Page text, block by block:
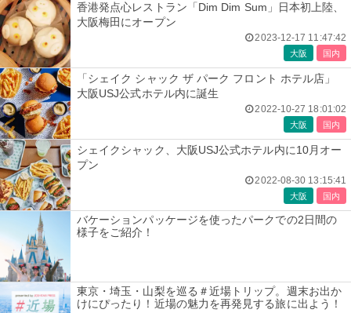
香港発点心レストラン「Dim Dim Sum」日本初上陸、
大阪梅田にオープン
2023-12-17 11:47:42
大阪 国内
「シェイク シャック ザ パーク フロント ホテル店」
大阪USJ公式ホテル内に誕生
2022-10-27 18:01:02
大阪 国内
シェイクシャック、大阪USJ公式ホテル内に10月オー
プン
2022-08-30 13:15:41
大阪 国内
バケーションパッケージを使ったパークでの2日間の
様子をご紹介！
東京・埼玉・山梨を巡る＃近場トリップ。週末お出か
けにぴったり！近場の魅力を再発見する旅に出よう！